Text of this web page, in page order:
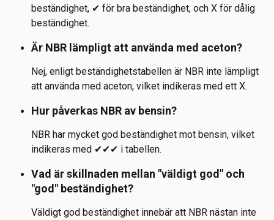
beständighet, ✔ för bra beständighet, och X för dålig
beständighet.
Är NBR lämpligt att använda med aceton?
Nej, enligt beständighetstabellen är NBR inte lämpligt
att använda med aceton, vilket indikeras med ett X.
Hur påverkas NBR av bensin?
NBR har mycket god beständighet mot bensin, vilket
indikeras med ✔✔✔ i tabellen.
Vad är skillnaden mellan "väldigt god" och
"god" beständighet?
Väldigt god beständighet innebär att NBR nästan inte